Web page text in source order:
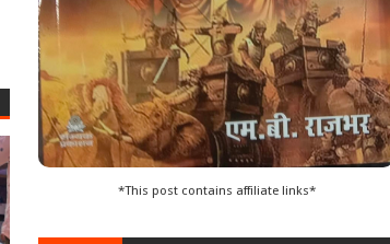
*This post contains affiliate links*